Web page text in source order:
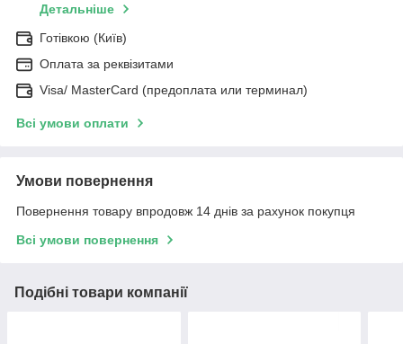
Детальніше
Готівкою (Київ)
Оплата за реквізитами
Visa/ MasterCard (предоплата или терминал)
Всі умови оплати
Умови повернення
Повернення товару впродовж 14 днів за рахунок покупця
Всі умови повернення
Подібні товари компанії